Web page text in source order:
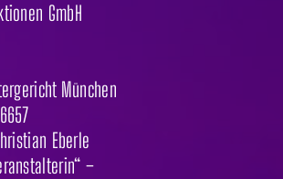
GmbH
München
Eberle
–